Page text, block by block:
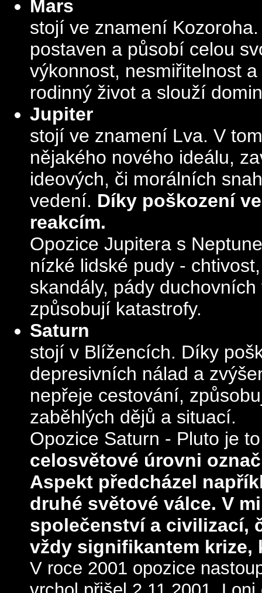
Mars
stojí ve znamení
postaven a působí celou
výkonnost, nesmiřitelnost
rodinný život a slouží
Jupiter
stojí ve znamení Lva. V
nějakého nového ideálu,
ideových, či morálních
vedení. Díky poškození
reakcím.
Opozice Jupitera s
nízké lidské pudy -
skandály, pády
způsobují katastrofy.
Saturn
stojí v Blížencích. Díky
depresivních nálad a
nepřeje cestování,
zaběhlých dějů a situací.
Opozice Saturn - Pluto je
celosvětové úrovni
Aspekt předcházel
druhé světové válce. V
společenství a civilizací,
vždy signifikantem krize,
V roce 2001 opozice